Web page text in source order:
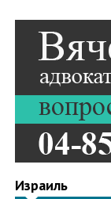
Израиль